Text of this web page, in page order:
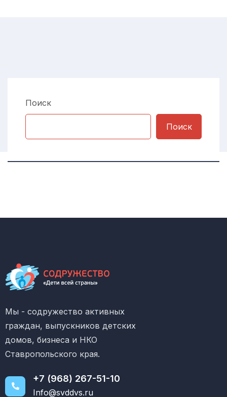
Поиск
Поиск
Мы - содружество активных
граждан, выпускников детских
домов, бизнеса и НКО
Ставропольского края.
+7 (968) 267-51-10
Info@svddvs.ru